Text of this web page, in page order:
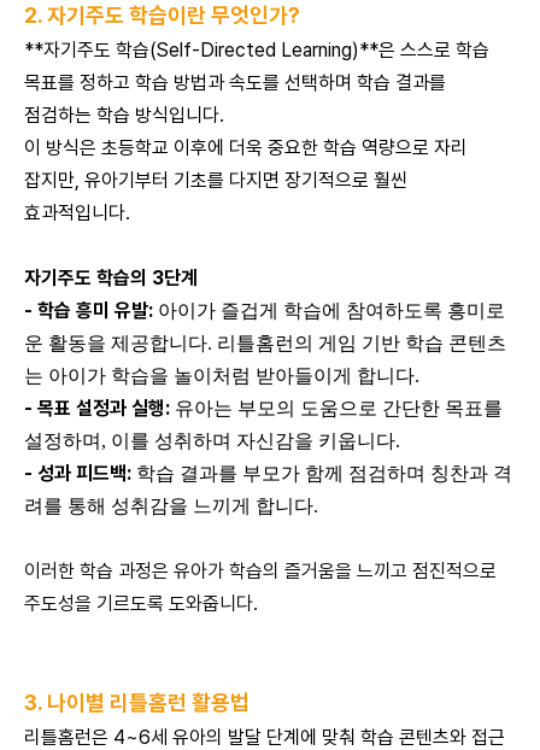
2. 자기주도 학습이란 무엇인가?
**자기주도 학습(Self-Directed Learning)**은 스스로 학습
목표를 정하고 학습 방법과 속도를 선택하며 학습 결과를
점검하는 학습 방식입니다.
이 방식은 초등학교 이후에 더욱 중요한 학습 역량으로 자리
잡지만, 유아기부터 기초를 다지면 장기적으로 훨씬
효과적입니다.
자기주도 학습의 3단계
- 학습 흥미 유발: 아이가 즐겁게 학습에 참여하도록 흥미로
운 활동을 제공합니다. 리틀홈런의 게임 기반 학습 콘텐츠
는 아이가 학습을 놀이처럼 받아들이게 합니다.
- 목표 설정과 실행: 유아는 부모의 도움으로 간단한 목표를
설정하며, 이를 성취하며 자신감을 키웁니다.
- 성과 피드백: 학습 결과를 부모가 함께 점검하며 칭찬과 격
려를 통해 성취감을 느끼게 합니다.
이러한 학습 과정은 유아가 학습의 즐거움을 느끼고 점진적으로
주도성을 기르도록 도와줍니다.
3. 나이별 리틀홈런 활용법
리틀홈런은 4~6세 유아의 발달 단계에 맞춰 학습 콘텐츠와 접근